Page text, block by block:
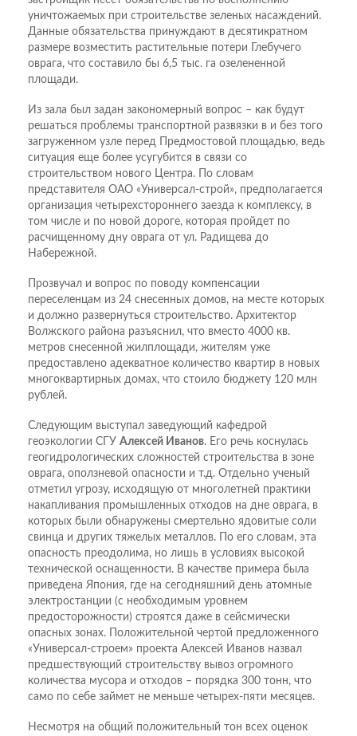
уничтожаемых при строительстве зеленых насаждений.
Данные обязательства принуждают в десятикратном
размере возместить растительные потери Глебучего
оврага, что составило бы 6,5 тыс. га озелененной
площади.
Из зала был задан закономерный вопрос – как будут
решаться проблемы транспортной развязки в и без того
загруженном узле перед Предмостовой площадью, ведь
ситуация еще более усугубится в связи со
строительством нового Центра. По словам
представителя ОАО «Универсал-строй», предполагается
организация четырехстороннего заезда к комплексу, в
том числе и по новой дороге, которая пройдет по
расчищенному дну оврага от ул. Радищева до
Набережной.
Прозвучал и вопрос по поводу компенсации
переселенцам из 24 снесенных домов, на месте которых
и должно развернуться строительство. Архитектор
Волжского района разъяснил, что вместо 4000 кв.
метров снесенной жилплощади, жителям уже
предоставлено адекватное количество квартир в новых
многоквартирных домах, что стоило бюджету 120 млн
рублей.
Следующим выступал заведующий кафедрой
геоэкологии СГУ Алексей Иванов. Его речь коснулась
геогидрологических сложностей строительства в зоне
оврага, оползневой опасности и т.д. Отдельно ученый
отметил угрозу, исходящую от многолетней практики
накапливания промышленных отходов на дне оврага, в
которых были обнаружены смертельно ядовитые соли
свинца и других тяжелых металлов. По его словам, эта
опасность преодолима, но лишь в условиях высокой
технической оснащенности. В качестве примера была
приведена Япония, где на сегодняшний день атомные
электростанции (с необходимым уровнем
предосторожности) строятся даже в сейсмически
опасных зонах. Положительной чертой предложенного
«Универсал-строем» проекта Алексей Иванов назвал
предшествующий строительству вывоз огромного
количества мусора и отходов – порядка 300 тонн, что
само по себе займет не меньше четырех-пяти месяцев.
Несмотря на общий положительный тон всех оценок